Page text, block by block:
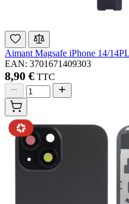
Aimant Magsafe iPhone 14/
EAN: 3701671409303
8,90 € TTC